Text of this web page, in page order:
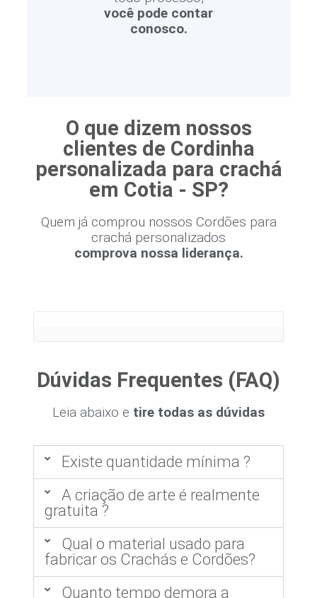
você pode contar
conosco.
O que dizem nossos
clientes de Cordinha
personalizada para crachá
em Cotia - SP?
Quem já comprou nossos Cordões para
crachá personalizados
comprova nossa liderança.
Dúvidas Frequentes (FAQ)
Leia abaixo e tire todas as dúvidas
Existe quantidade mínima ?
A criação de arte é realmente
gratuita ?
Qual o material usado para
fabricar os Crachás e Cordões?
Quanto tempo demora a